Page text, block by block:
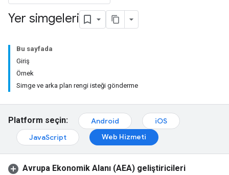
Yer simgeleri
Bu sayfada
Giriş
Örnek
Simge ve arka plan rengi isteği gönderme
Platform seçin: Android
iOS
JavaScript
Web Hizmeti
Avrupa Ekonomik Alanı (AEA) geliştiricileri